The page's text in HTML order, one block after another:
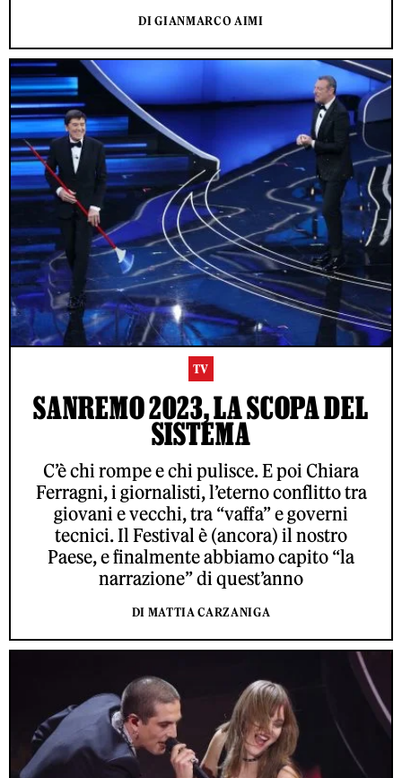
DI GIANMARCO AIMI
TV
SANREMO 2023, LA SCOPA DEL
SISTEMA
C’è chi rompe e chi pulisce. E poi Chiara
Ferragni, i giornalisti, l’eterno conflitto tra
giovani e vecchi, tra “vaffa” e governi
tecnici. Il Festival è (ancora) il nostro
Paese, e finalmente abbiamo capito “la
narrazione” di quest’anno
DI MATTIA CARZANIGA